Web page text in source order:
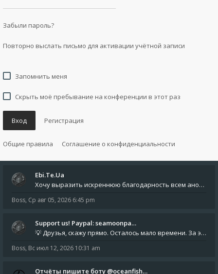
Забыли пароль?
Повторно выслать письмо для активации учётной записи
Запомнить меня
Скрыть моё пребывание на конференции в этот раз
Вход Регистрация
Общие правила Соглашение о конфиденциальности
Ebi.Te.Ua
Хочу выразить искреннюю благодарность всем анонимным пользователям, которые поддержали наше сообщество финансово. Благод
Boss, Ср авг 05, 2026 6:45 pm
Support us! Paypal: seamoonpa…
💡 Друзья, скажу прямо. Осталось мало времени. За это время нам нужно закрыть последние обязательные расходы: около 500
Boss, Вс июл 12, 2026 10:31 am
Отчёты пишите боту @oceanfish…